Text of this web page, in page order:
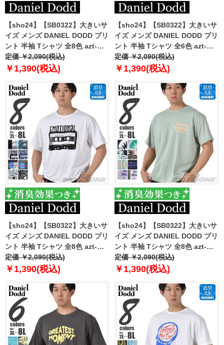
【sho24】【SB0322】大きいサ
イズ メンズ DANIEL DODD プリ
ント 半袖 Tシャツ 全8色 azt-
2402pt2
定価 ￥2,090(税込)
￥1,390(税込)
【sho24】【SB0322】大きいサ
イズ メンズ DANIEL DODD プリ
ント 半袖 Tシャツ 全6色 azt-
2402pt3
定価 ￥2,090(税込)
￥1,390(税込)
【sho24】【SB0322】大きいサ
イズ メンズ DANIEL DODD プリ
ント 半袖 Tシャツ 全8色 azt-
2402pt4
定価 ￥2,090(税込)
￥1,390(税込)
【sho24】【SB0322】大きいサ
イズ メンズ DANIEL DODD プリ
ント 半袖 Tシャツ 全8色 azt-
2402pt5
定価 ￥2,090(税込)
￥1,390(税込)